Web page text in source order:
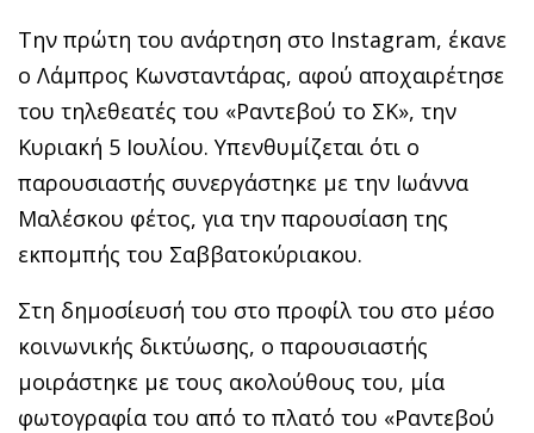
Την πρώτη του ανάρτηση στο Instagram, έκανε
ο Λάμπρος Κωνσταντάρας, αφού αποχαιρέτησε
του τηλεθεατές του «Ραντεβού το ΣΚ», την
Κυριακή 5 Ιουλίου. Υπενθυμίζεται ότι ο
παρουσιαστής συνεργάστηκε με την Ιωάννα
Μαλέσκου φέτος, για την παρουσίαση της
εκπομπής του Σαββατοκύριακου.
Στη δημοσίευσή του στο προφίλ του στο μέσο
κοινωνικής δικτύωσης, ο παρουσιαστής
μοιράστηκε με τους ακολούθους του, μία
φωτογραφία του από το πλατό του «Ραντεβού